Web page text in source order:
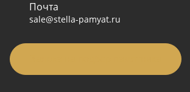
Почта
sale@stella-pamyat.ru